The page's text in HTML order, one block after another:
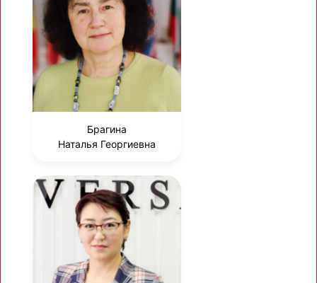
Брагина
Наталья Георгиевна